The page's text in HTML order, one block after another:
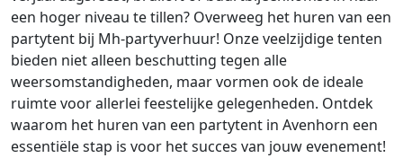
een hoger niveau te tillen? Overweeg het huren van een
partytent bij Mh-partyverhuur! Onze veelzijdige tenten
bieden niet alleen beschutting tegen alle
weersomstandigheden, maar vormen ook de ideale
ruimte voor allerlei feestelijke gelegenheden. Ontdek
waarom het huren van een partytent in Avenhorn een
essentiële stap is voor het succes van jouw evenement!